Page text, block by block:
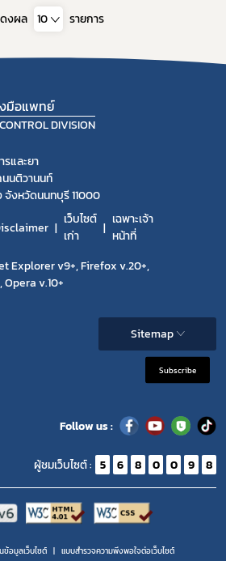
งผล 10 รายการ
มือแพทย์
DIVISION
และยา
นนติวานนท์
งหวัดนนทบุรี 11000
เว็บไซต์
เก่า
เฉพาะเจ้า
หน้าที่
Explorer v9+, Firefox v.20+,
Opera v.10+
Sitemap
Subscribe
Follow us :
ผู้ชมเว็บไซต์ : 5 6 8 0 0 9 8
ข้อมูลเว็บไซต์ แบบสำรวจความพีงพอใจต่อเว็บไซต์